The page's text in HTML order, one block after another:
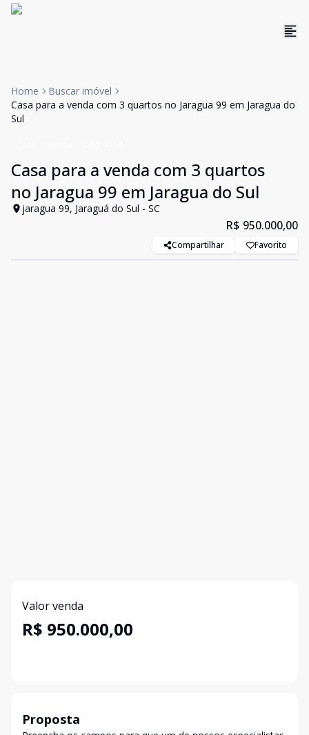
Home
Buscar imóvel
Casa para a venda com 3 quartos no Jaragua 99 em Jaragua do
Sul
Casa para a venda com 3 quartos
no Jaragua 99 em Jaragua do Sul
jaragua 99, Jaraguá do Sul - SC
R$ 950.000,00
Compartilhar Favorito
Valor venda
R$ 950.000,00
Proposta